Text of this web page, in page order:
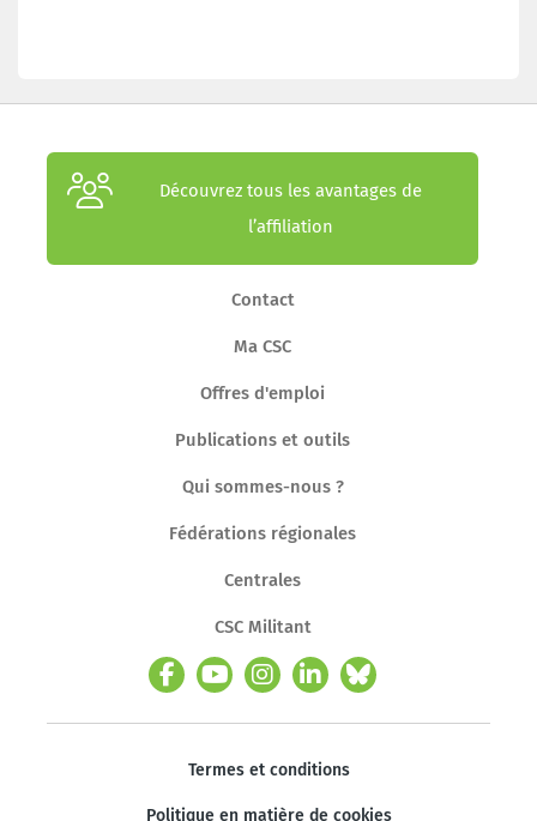
Découvrez tous les avantages de
l’affiliation
Contact
Ma CSC
Offres d'emploi
Publications et outils
Qui sommes-nous ?
Fédérations régionales
Centrales
CSC Militant
Termes et conditions
Politique en matière de cookies